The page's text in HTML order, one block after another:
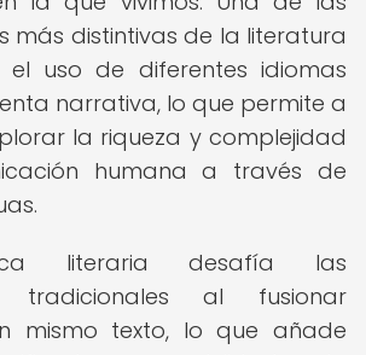
más distintivas de la literatura
el uso de diferentes idiomas
narrativa, lo que permite a
la riqueza y complejidad
humana a través de
literaria desafía las
tradicionales al fusionar
mismo texto, lo que añade